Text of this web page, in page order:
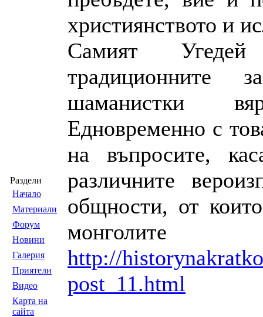
Раздели
Началo
Материали
Форум
Новини
Галерия
Приятели
Видео
Карта на
сайта
християнството и
Самият
традиционните
шаманистки
Едновременно с
на въпросите,
различните
общности, от
http://
post_11.html